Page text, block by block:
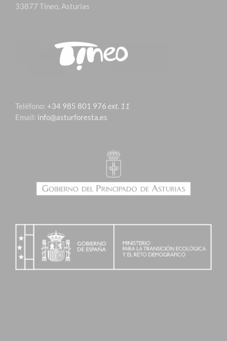
33877 Tineo, Asturias
Teléfono: +34 985 801 976 ext. 11
Email: info@asturforesta.es